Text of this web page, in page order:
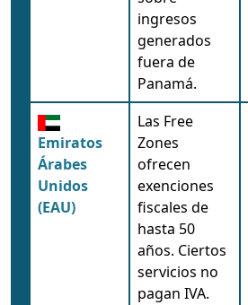
ingresos
generados
fuera de
Panamá.
Emiratos
Árabes
Unidos
(EAU)
Las Free
Zones
ofrecen
exenciones
fiscales de
hasta 50
años. Ciertos
servicios no
pagan IVA.